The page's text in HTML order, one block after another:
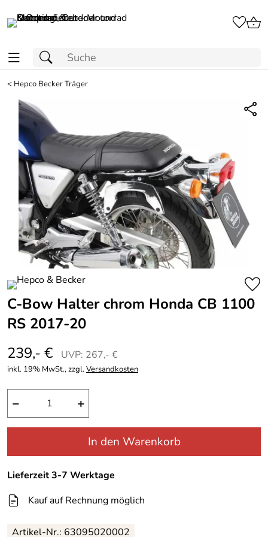
< Hepco Becker Träger
C-Bow Halter chrom Honda CB 1100
RS 2017-20
239,- €
UVP: 267,- €
inkl. 19% MwSt., zzgl.Versandkosten
− +
In den Warenkorb
Lieferzeit 3-7 Werktage
Kauf auf Rechnung möglich
Artikel-Nr.: 63095020002